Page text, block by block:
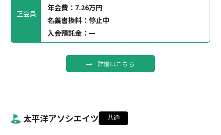
正会員
年会費：7.26万円
名義書換料：停止中
入会預託金：ー
詳細はこちら
太平洋アソシエイツ 共通